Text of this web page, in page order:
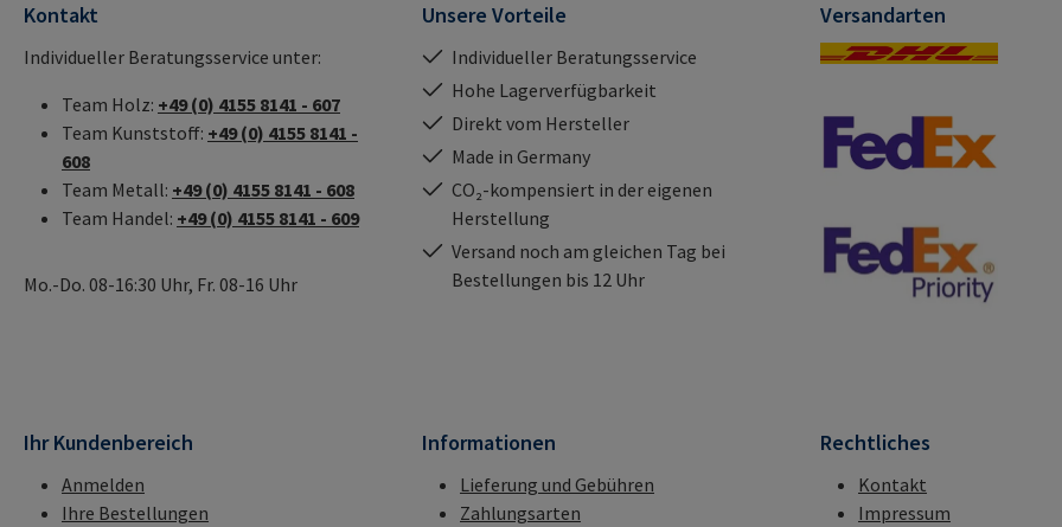
Kontakt
Individueller Beratungsservice unter:
Team Holz: +49 (0) 4155 8141 - 607
Team Kunststoff: +49 (0) 4155 8141 -
608
Team Metall: +49 (0) 4155 8141 - 608
Team Handel: +49 (0) 4155 8141 - 609
Mo.-Do. 08-16:30 Uhr, Fr. 08-16 Uhr
Unsere Vorteile
Individueller Beratungsservice
Hohe Lagerverfügbarkeit
Direkt vom Hersteller
Made in Germany
CO₂-kompensiert in der eigenen
Herstellung
Versand noch am gleichen Tag bei
Bestellungen bis 12 Uhr
Versandarten
Ihr Kundenbereich
Anmelden
Ihre Bestellungen
Informationen
Lieferung und Gebühren
Zahlungsarten
Rechtliches
Kontakt
Impressum